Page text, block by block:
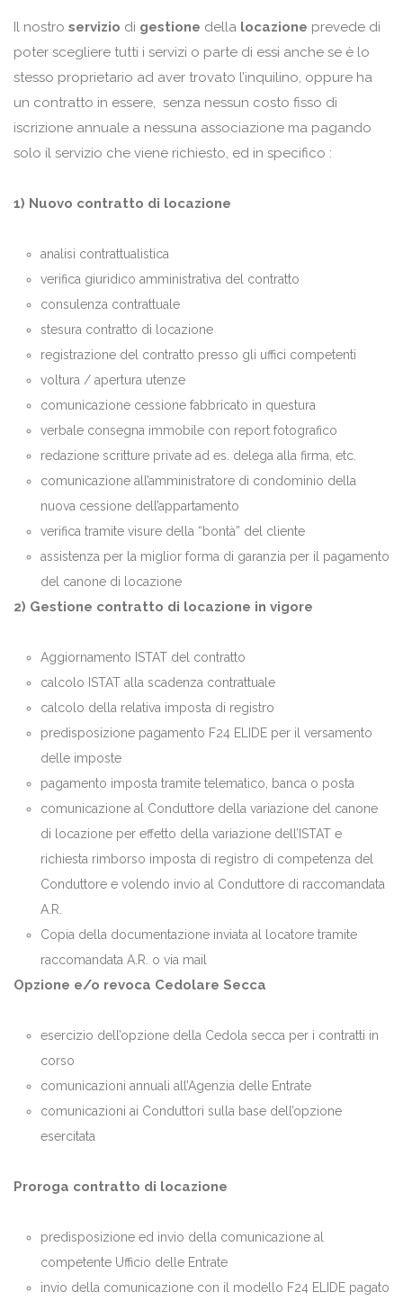
Il nostro servizio di gestione della locazione prevede di
poter scegliere tutti i servizi o parte di essi anche se è lo
stesso proprietario ad aver trovato l’inquilino, oppure ha
un contratto in essere, senza nessun costo fisso di
iscrizione annuale a nessuna associazione ma pagando
solo il servizio che viene richiesto, ed in specifico :
1) Nuovo contratto di locazione
analisi contrattualistica
verifica giuridico amministrativa del contratto
consulenza contrattuale
stesura contratto di locazione
registrazione del contratto presso gli uffici competenti
voltura / apertura utenze
comunicazione cessione fabbricato in questura
verbale consegna immobile con report fotografico
redazione scritture private ad es. delega alla firma, etc.
comunicazione all’amministratore di condominio della
nuova cessione dell’appartamento
verifica tramite visure della “bontà” del cliente
assistenza per la miglior forma di garanzia per il pagamento
del canone di locazione
2) Gestione contratto di locazione in vigore
Aggiornamento ISTAT del contratto
calcolo ISTAT alla scadenza contrattuale
calcolo della relativa imposta di registro
predisposizione pagamento F24 ELIDE per il versamento
delle imposte
pagamento imposta tramite telematico, banca o posta
comunicazione al Conduttore della variazione del canone
di locazione per effetto della variazione dell’ISTAT e
richiesta rimborso imposta di registro di competenza del
Conduttore e volendo invio al Conduttore di raccomandata
A.R.
Copia della documentazione inviata al locatore tramite
raccomandata A.R. o via mail
Opzione e/o revoca Cedolare Secca
esercizio dell’opzione della Cedola secca per i contratti in
corso
comunicazioni annuali all’Agenzia delle Entrate
comunicazioni ai Conduttori sulla base dell’opzione
esercitata
Proroga contratto di locazione
predisposizione ed invio della comunicazione al
competente Ufficio delle Entrate
invio della comunicazione con il modello F24 ELIDE pagato